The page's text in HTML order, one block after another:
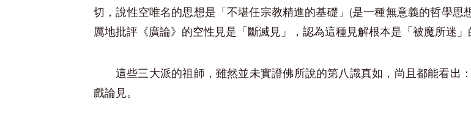
切，說性空唯名的思想是「不堪任宗教精進的基礎」(是一種無意義的哲學
厲地批評《廣論》的空性見是「斷滅見」，認為這種見解根本是「被魔所迷」
這些三大派的祖師，雖然並未實證佛所說的第八識真如，尚且都能看出
戲論見。